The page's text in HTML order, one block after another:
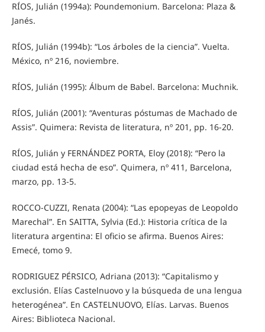
RÍOS, Julián (1994a): Poundemonium. Barcelona: Plaza &
Janés.
RÍOS, Julián (1994b): “Los árboles de la ciencia”. Vuelta.
México, nº 216, noviembre.
RÍOS, Julián (1995): Álbum de Babel. Barcelona: Muchnik.
RÍOS, Julián (2001): “Aventuras póstumas de Machado de
Assis”. Quimera: Revista de literatura, nº 201, pp. 16-20.
RÍOS, Julián y FERNÁNDEZ PORTA, Eloy (2018): “Pero la
ciudad está hecha de eso”. Quimera, nº 411, Barcelona,
marzo, pp. 13-5.
ROCCO-CUZZI, Renata (2004): “Las epopeyas de Leopoldo
Marechal”. En SAITTA, Sylvia (Ed.): Historia crítica de la
literatura argentina: El oficio se afirma. Buenos Aires:
Emecé, tomo 9.
RODRIGUEZ PÉRSICO, Adriana (2013): “Capitalismo y
exclusión. Elías Castelnuovo y la búsqueda de una lengua
heterogénea”. En CASTELNUOVO, Elías. Larvas. Buenos
Aires: Biblioteca Nacional.